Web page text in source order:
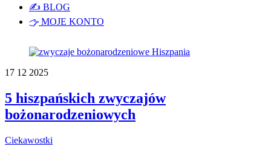
✍️ BLOG
MOJE KONTO
17 12 2025
5 hiszpańskich zwyczajów
bożonarodzeniowych
Ciekawostki